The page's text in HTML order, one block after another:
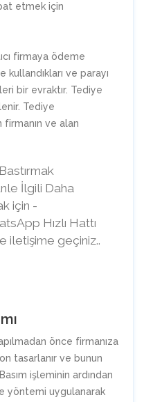
etmek için
firmaya ödeme
ve parayı
bir evraktır. Tediye
Tediye
ve alan
İlgili Daha
için -
Hızlı Hattı
iletişime geçiniz..
önce firmanıza
tasarlanır ve bunun
işleminin ardından
yöntemi uygulanarak